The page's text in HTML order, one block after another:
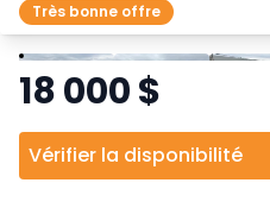
Très bonne offre
ArrêterPrécédent
Suivant
18 000$
Vérifier la disponibilité